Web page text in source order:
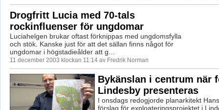
Drogfritt Lucia med 70-tals
rockinfluenser för ungdomar
Luciahelgen brukar oftast förknippas med ungdomsfylla
och stök. Kanske just för att det sällan finns något för
ungdomar i högstadieålder att g...
11 december 2003 klockan 11:14 av Fredrik Norman
Bykänslan i centrum när
Lindesby presenteras
I onsdags redogjorde planarkitekt
förslag för exploateringsprojektet i